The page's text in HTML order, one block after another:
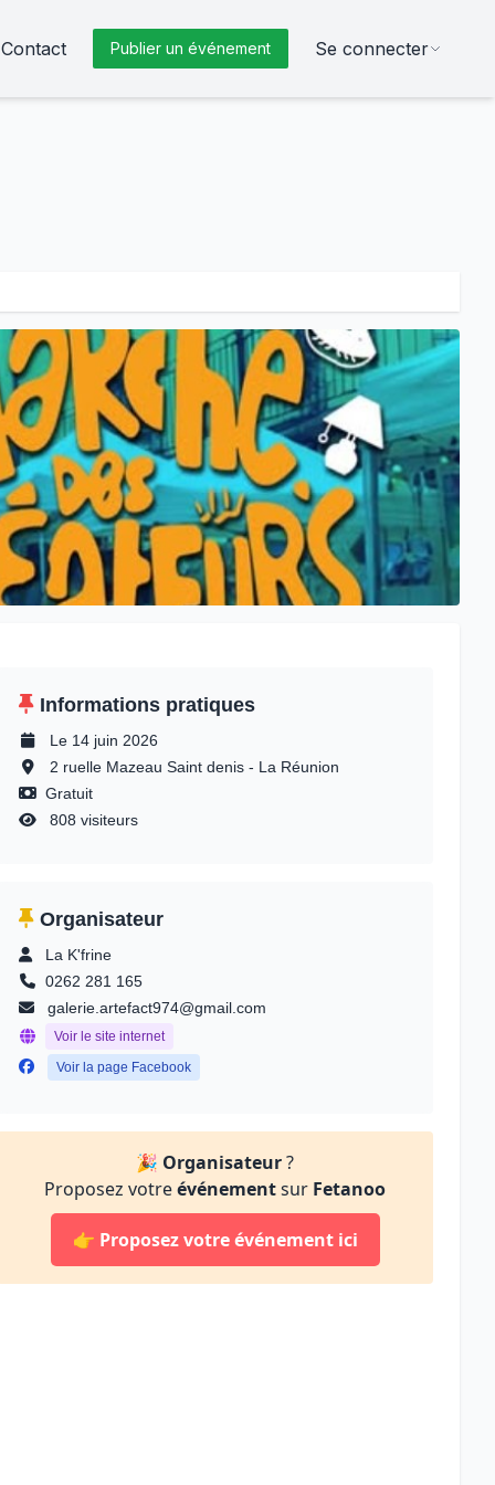
Contact Publier un événement Se connecter
Informations pratiques
Le 14 juin 2026
2 ruelle Mazeau Saint denis - La Réunion
Gratuit
808 visiteurs
Organisateur
La K'frine
0262 281 165
galerie.artefact974@gmail.com
Voir le site internet
Voir la page Facebook
🎉 Organisateur?
Proposez votreévénementsur Fetanoo
👉 Proposez votre événement ici